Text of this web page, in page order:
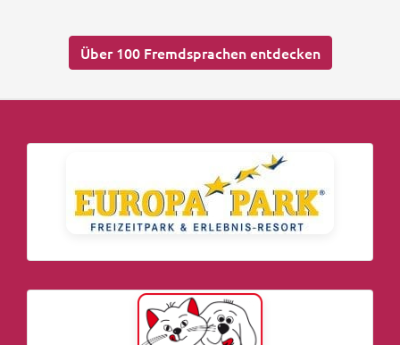
Über 100 Fremdsprachen entdecken